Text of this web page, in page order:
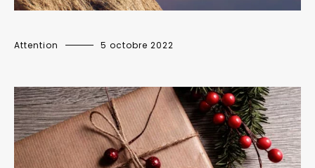
Attention 5 octobre 2022